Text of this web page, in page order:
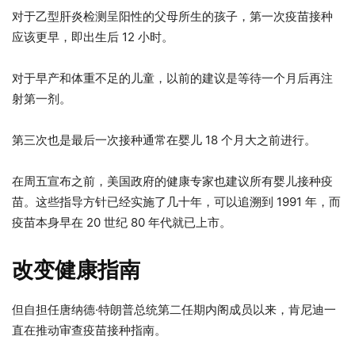
对于乙型肝炎检测呈阳性的父母所生的孩子，第一次疫苗接种
应该更早，即出生后 12 小时。
对于早产和体重不足的儿童，以前的建议是等待一个月后再注
射第一剂。
第三次也是最后一次接种通常在婴儿 18 个月大之前进行。
在周五宣布之前，美国政府的健康专家也建议所有婴儿接种疫
苗。这些指导方针已经实施了几十年，可以追溯到 1991 年，而
疫苗本身早在 20 世纪 80 年代就已上市。
改变健康指南
但自担任唐纳德·特朗普总统第二任期内阁成员以来，肯尼迪一
直在推动审查疫苗接种指南。